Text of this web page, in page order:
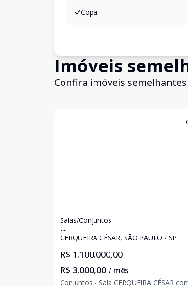
Copa
Imóveis
Confira imóveis semelhantes
Salas/Conjuntos
...
CERQUEIRA CÉSAR, SÃO PAULO - SP
R$ 1.100.000,00
R$ 3.000,00 / mês
Conjuntos - Sala CERQUEIRA CÉSAR com: copa, portão